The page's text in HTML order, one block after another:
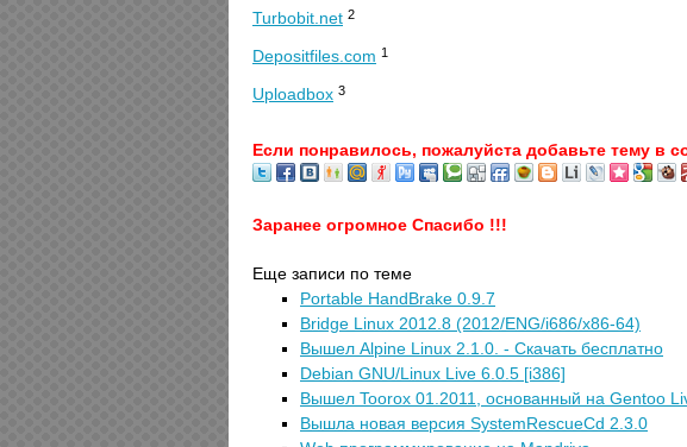
Turbobit.net 2
Depositfiles.com 1
Uploadbox 3
Если понравилось, пожалуйста добавьте тему в
Заранее огромное Спасибо !!!
Еще записи по теме
Portable HandBrake 0.9.7
Bridge Linux 2012.8 (2012/ENG/i686/x86-64)
Вышел Alpine Linux 2.1.0. - Скачать бесплатно
Debian GNU/Linux Live 6.0.5 [i386]
Вышел Toorox 01.2011, основанный на Gentoo
Вышла новая версия SystemRescueCd 2.3.0